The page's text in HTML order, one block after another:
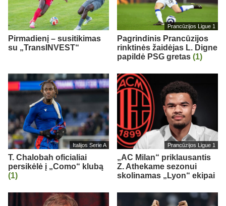
Pirmadienį – susitikimas
su „TransINVEST“
Prancūzijos Ligue 1
Pagrindinis Prancūzijos
rinktinės žaidėjas L. Digne
papildė PSG gretas (1)
Italijos Serie A
T. Chalobah oficialiai
persikėlė į „Como“ klubą
(1)
Prancūzijos Ligue 1
„AC Milan“ priklausantis
Z. Athekame sezonui
skolinamas „Lyon“ ekipai